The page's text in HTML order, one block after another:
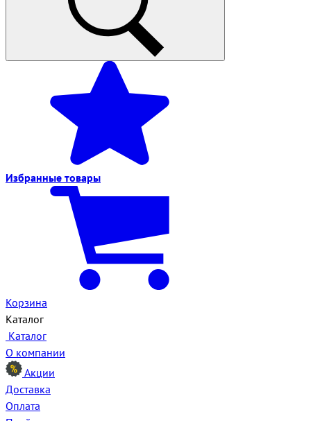
Избранные товары
Корзина
Каталог
Каталог
О компании
Акции
Доставка
Оплата